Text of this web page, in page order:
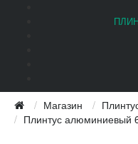
Магазин
Плинтус алюминиевый